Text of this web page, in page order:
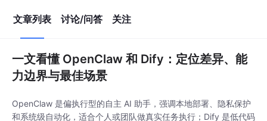
文章列表 讨论/问答 关注
一文看懂 OpenClaw 和 Dify：定位差异、能
力边界与最佳场景
OpenClaw 是偏执行型的自主 AI 助手，强调本地部署、隐私保护
和系统级自动化，适合个人或团队做真实任务执行；Dify 是低代码